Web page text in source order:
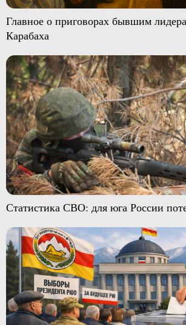
Главное о приговорах бывшим
Карабаха
Статистика СВО: для юга России